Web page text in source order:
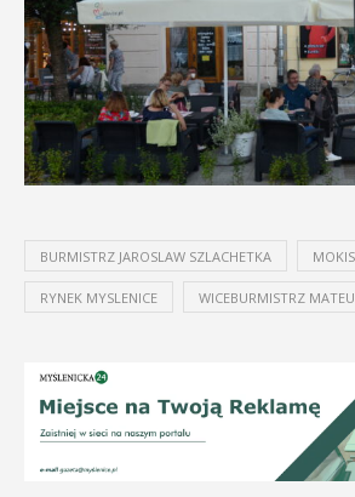
BURMISTRZ JAROSLAW SZLACHETKA
RYNEK MYSLENICE WICEBURMISTRZ